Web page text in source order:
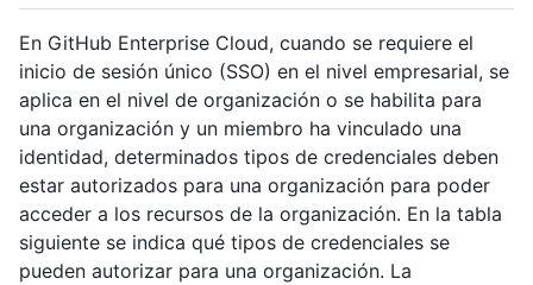
En GitHub Enterprise Cloud, cuando se requiere el
inicio de sesión único (SSO) en el nivel empresarial, se
aplica en el nivel de organización o se habilita para
una organización y un miembro ha vinculado una
identidad, determinados tipos de credenciales deben
estar autorizados para una organización para poder
acceder a los recursos de la organización. En la tabla
siguiente se indica qué tipos de credenciales se
pueden autorizar para una organización. La